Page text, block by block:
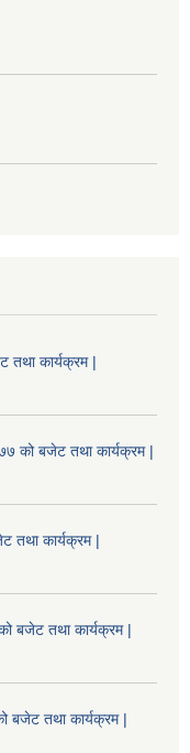
तथा कार्यक्रम |
को बजेट तथा कार्यक्रम |
तथा कार्यक्रम |
बजेट तथा कार्यक्रम |
बजेट तथा कार्यक्रम |